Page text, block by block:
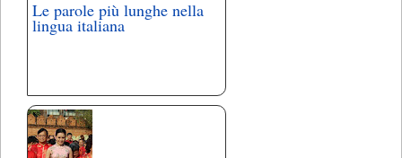
Le parole più lunghe nella
lingua italiana